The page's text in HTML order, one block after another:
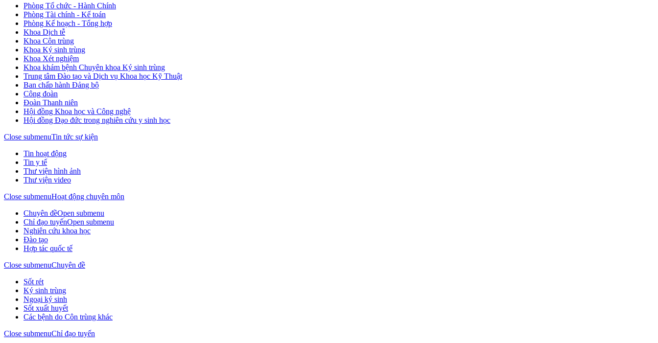
Phòng Tổ chức - Hành Chính
Phòng Tài chính - Kế toán
Phòng Kế hoạch - Tổng hợp
Khoa Dịch tễ
Khoa Côn trùng
Khoa Ký sinh trùng
Khoa Xét nghiệm
Khoa khám bệnh Chuyên khoa Ký sinh trùng
Trung tâm Đào tạo và Dịch vụ Khoa học Kỹ Thuật
Ban chấp hành Đảng bộ
Công đoàn
Đoàn Thanh niên
Hội đồng Khoa học và Công nghệ
Hội đồng Đạo đức trong nghiên cứu y sinh học
Close submenuTin tức sự kiện
Tin hoạt động
Tin y tế
Thư viện hình ảnh
Thư viện video
Close submenuHoạt động chuyên môn
Chuyên đềOpen submenu
Chỉ đạo tuyếnOpen submenu
Nghiên cứu khoa học
Đào tạo
Hợp tác quốc tế
Close submenuChuyên đề
Sốt rét
Ký sinh trùng
Ngoại ký sinh
Sốt xuất huyết
Các bệnh do Côn trùng khác
Close submenuChỉ đạo tuyến